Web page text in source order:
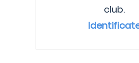
club.